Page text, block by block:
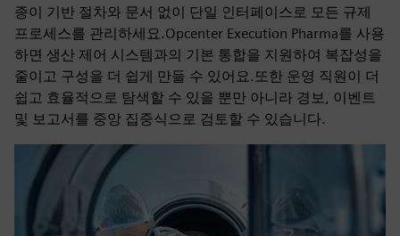
종이 기반 절차와 문서 없이 단일 인터페이스로 모든 규제
프로세스를 관리하세요.Opcenter Execution Pharma를 사용
하면 생산 제어 시스템과의 기본 통합을 지원하여 복잡성을
줄이고 구성을 더 쉽게 만들 수 있어요.또한 운영 직원이 더
쉽고 효율적으로 탐색할 수 있을 뿐만 아니라 경보, 이벤트
및 보고서를 중앙 집중식으로 검토할 수 있습니다.